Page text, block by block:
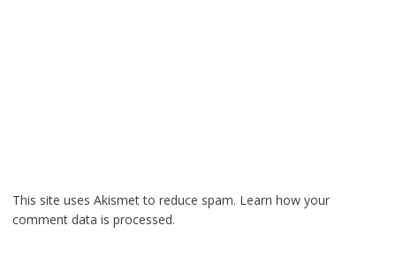
This site uses Akismet to reduce spam. Learn how your
comment data is processed.